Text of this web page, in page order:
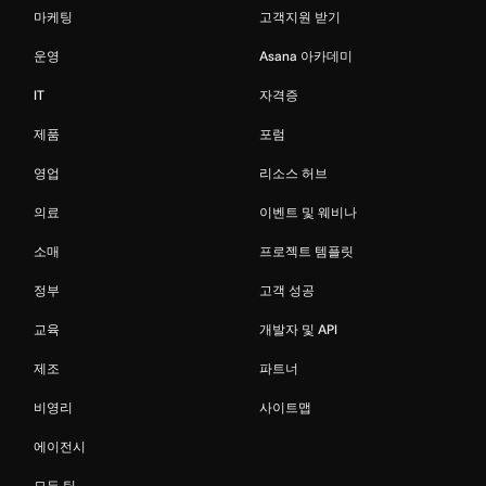
마케팅
운영
IT
제품
영업
의료
소매
정부
교육
제조
비영리
에이전시
고객지원 받기
Asana 아카데미
자격증
포럼
리소스 허브
이벤트 및 웨비나
프로젝트 템플릿
고객 성공
개발자 및 API
파트너
사이트맵